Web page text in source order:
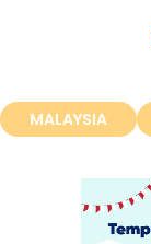
MALAYSIA